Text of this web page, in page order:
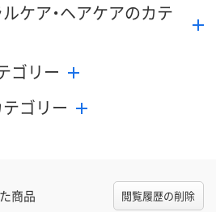
ケア・ヘアケアのカテ
ゴリー
ゴリー
商品 閲覧履歴の削除